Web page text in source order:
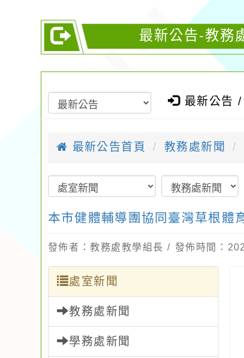
最新公告-教務
最新公告 /
最新公告首頁 教務處新聞
本市健體輔導團協同臺灣草根體
發佈者：教務處教學組長 / 發佈時間：
處室新聞
教務處新聞
學務處新聞